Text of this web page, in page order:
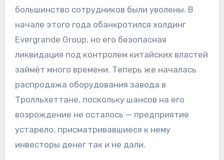
большинство сотрудников были уволены. В
начале этого года обанкротился холдинг
Evergrande Group, но его безопасная
ликвидация под контролем китайских властей
займёт много времени. Теперь же началась
распродажа оборудования завода в
Тролльхеттане, поскольку шансов на его
возрождение не осталось — предприятие
устарело, присматривавшиеся к нему
инвесторы денег так и не дали.